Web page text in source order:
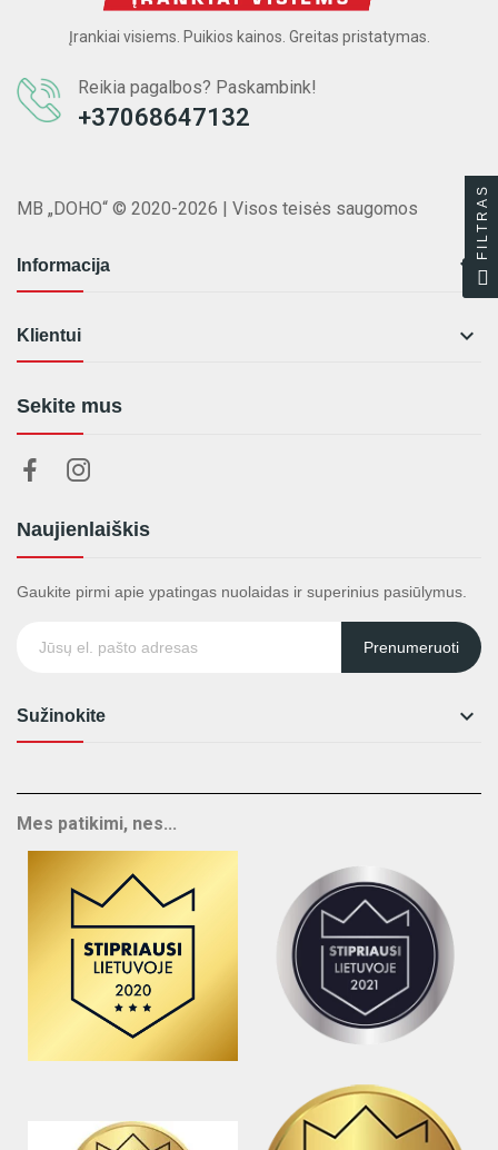
Įrankiai visiems. Puikios kainos. Greitas pristatymas.
Reikia pagalbos? Paskambink!
+37068647132
MB „DOHO“ © 2020-2026 | Visos teisės saugomos
Informacija 
Klientui 
Sekite mus
Naujienlaiškis
Gaukite pirmi apie ypatingas nuolaidas ir superinius pasiūlymus.
Prenumeruoti
Sužinokite 
Mes patikimi, nes...
FILTRAS